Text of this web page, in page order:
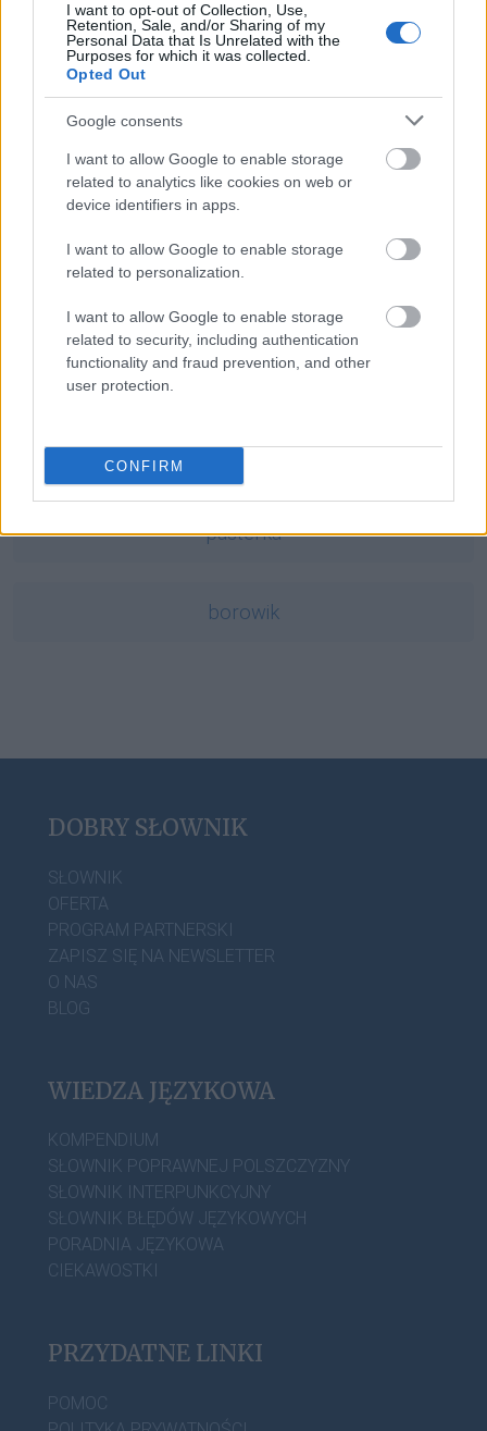
I want to opt-out of Collection, Use,
Retention, Sale, and/or Sharing of my
Personal Data that Is Unrelated with the
Purposes for which it was collected.
Opted Out
Google consents
I want to allow Google to enable storage
related to analytics like cookies on web or
device identifiers in apps.
I want to allow Google to enable storage
related to personalization.
I want to allow Google to enable storage
related to security, including authentication
functionality and fraud prevention, and other
user protection.
CONFIRM
wszcząć
Kirgistan
licencjat
szóstoklasista
pasterka
borowik
DOBRY SŁOWNIK
SŁOWNIK
OFERTA
PROGRAM PARTNERSKI
ZAPISZ SIĘ NA NEWSLETTER
O NAS
BLOG
WIEDZA JĘZYKOWA
KOMPENDIUM
SŁOWNIK POPRAWNEJ POLSZCZYZNY
SŁOWNIK INTERPUNKCYJNY
SŁOWNIK BŁĘDÓW JĘZYKOWYCH
PORADNIA JĘZYKOWA
CIEKAWOSTKI
PRZYDATNE LINKI
POMOC